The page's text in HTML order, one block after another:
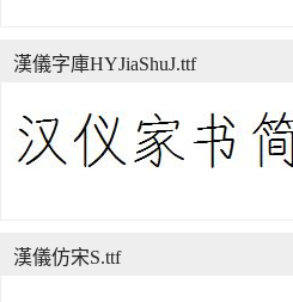
漢儀字庫HYJiaShuJ.ttf
漢儀仿宋S.ttf